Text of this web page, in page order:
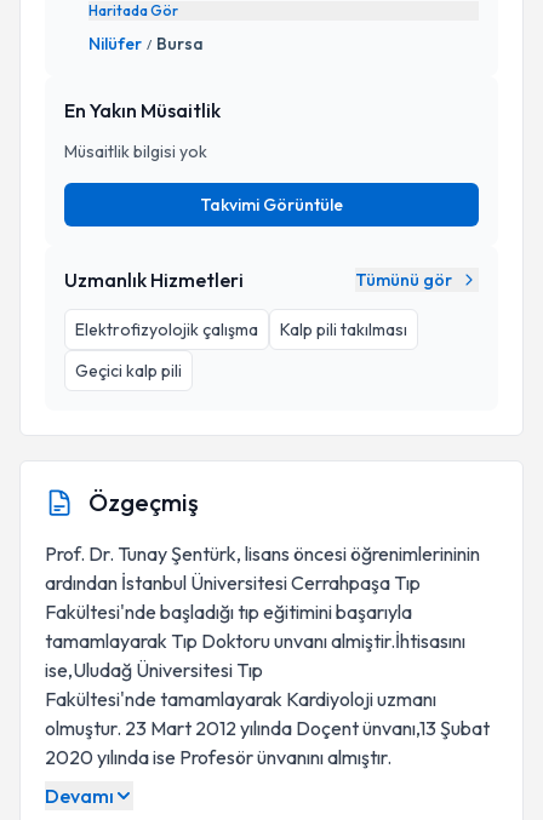
Haritada Gör
Nilüfer / Bursa
En Yakın Müsaitlik
Müsaitlik bilgisi yok
Takvimi Görüntüle
Uzmanlık Hizmetleri Tümünü gör
Elektrofizyolojik çalışma
Kalp pili takılması
Geçici kalp pili
Özgeçmiş
Prof. Dr. Tunay Şentürk, lisans öncesi öğrenimlerininin
ardından İstanbul Üniversitesi Cerrahpaşa Tıp
Fakültesi'nde başladığı tıp eğitimini başarıyla
tamamlayarak Tıp Doktoru unvanı almiştir.İhtisasını
ise,Uludağ Üniversitesi Tıp
Fakültesi'nde tamamlayarak Kardiyoloji uzmanı
olmuştur. 23 Mart 2012 yılında Doçent ünvanı,13 Şubat
2020 yılında ise Profesör ünvanını almıştır.
Devamı